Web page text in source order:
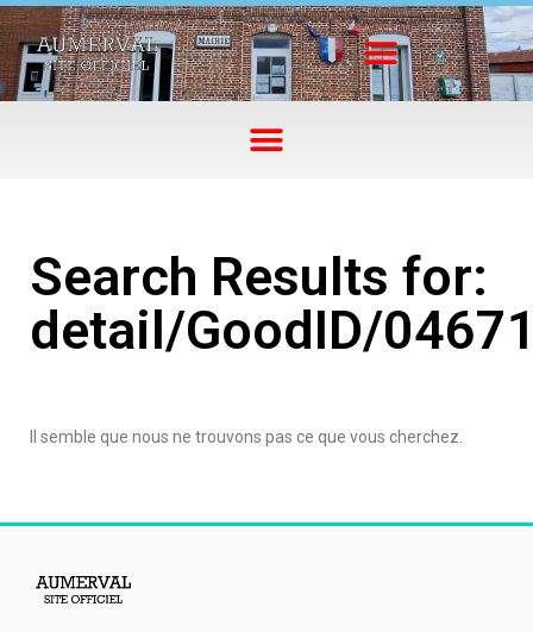
Search Results for:
detail/GoodID/
Il semble que nous ne trouvons pas ce que vous cherchez.